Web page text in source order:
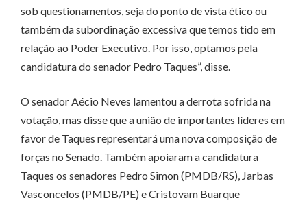
sob questionamentos, seja do ponto de vista ético ou
também da subordinação excessiva que temos tido em
relação ao Poder Executivo. Por isso, optamos pela
candidatura do senador Pedro Taques”, disse.
O senador Aécio Neves lamentou a derrota sofrida na
votação, mas disse que a união de importantes líderes em
favor de Taques representará uma nova composição de
forças no Senado. Também apoiaram a candidatura
Taques os senadores Pedro Simon (PMDB/RS), Jarbas
Vasconcelos (PMDB/PE) e Cristovam Buarque